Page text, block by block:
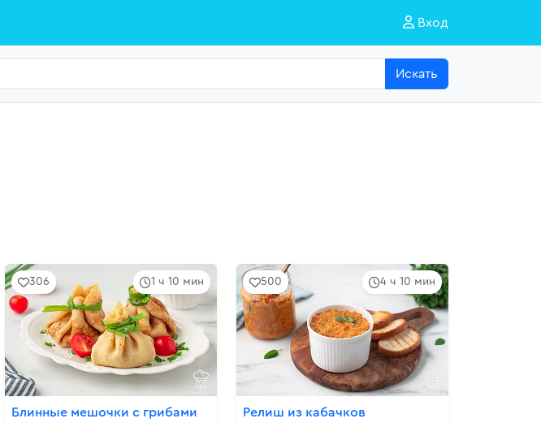
Вход
Искать
1 ч 10 мин
306
Блинные мешочки с грибами
4 ч 10 мин
500
Релиш из кабачков